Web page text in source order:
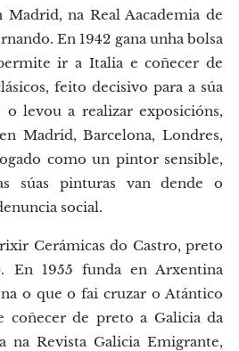
Madrid, na Real Aacademia de
En 1942 gana unha bolsa
ir a Italia e coñecer de
feito decisivo para a súa
levou a realizar exposicións,
Madrid, Barcelona, Londres,
como un pintor sensible,
súas pinturas van dende o
social.
Cerámicas do Castro, preto
En 1955 funda en Arxentina
o que o fai cruzar o Atántico
coñecer de preto a Galicia da
na Revista Galicia Emigrante,